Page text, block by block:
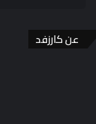
عن كارزفد